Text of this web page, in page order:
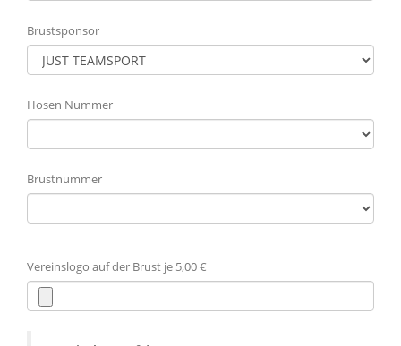
Brustsponsor
Hosen Nummer
Brustnummer
Vereinslogo auf der Brust je 5,00 €